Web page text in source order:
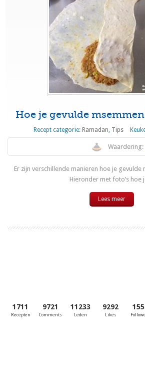
Hoe je gevulde
Recept categorie: Ramadan, Tips
Waardering:
Er zijn verschillende manieren hoe je gevulde
Hieronder met foto’s hoe
Lees meer
1711
Recepten
9721
Comments
11233
Leden
9292
Likes